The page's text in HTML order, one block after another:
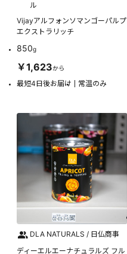
ル
Vijayアルフォンソマンゴーパルプ
エクストラリッチ
850g
￥1,623から
最短4日後お届け 常温のみ
DLA NATURALS / 日仏商事
ディーエルエーナチュラルズ フル